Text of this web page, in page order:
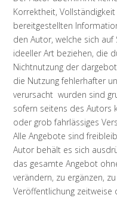
Korrektheit,
bereitgestellten
den Autor, welche sich
ideeller Art beziehen, die
Nichtnutzung der
die Nutzung fehlerhafter
verursacht wurden sind
sofern seitens des Autors
oder grob fahrlässiges
Alle Angebote sind
Autor behält es sich
das gesamte Angebot
verändern, zu ergänzen,
Veröffentlichung zeitweise